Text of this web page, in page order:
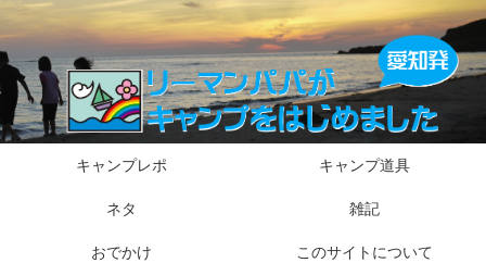
キャンプレポ キャンプ道具
ネタ 雑記
おでかけ このサイトについて